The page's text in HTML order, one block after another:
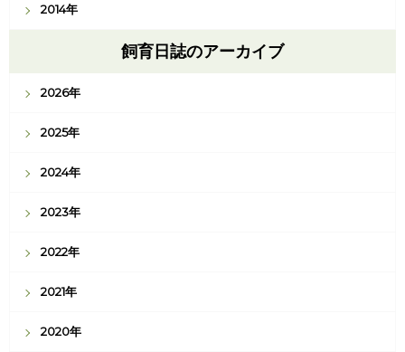
2014年
飼育日誌のアーカイブ
2026年
2025年
2024年
2023年
2022年
2021年
2020年